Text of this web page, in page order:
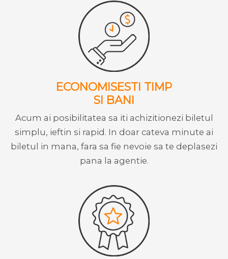
ECONOMISESTI TIMP
SI BANI
Acum ai posibilitatea sa iti achizitionezi biletul
simplu, ieftin si rapid. In doar cateva minute ai
biletul in mana, fara sa fie nevoie sa te deplasezi
pana la agentie.